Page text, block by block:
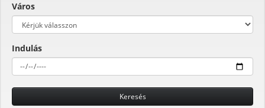
Város
Indulás
Keresés